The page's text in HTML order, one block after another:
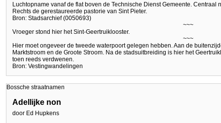
Luchtopname vanaf de flat boven de Technische Dienst Gemeente. Centraal
Rechts de gerestaureerde pastorie van Sint Pieter.
Bron: Stadsarchief (0050693)
~~~
Vroeger stond hier het Sint-Geertruiklooster.
~~~
Hier moet ongeveer de tweede waterpoort gelegen hebben. Aan de
Marktstroom en de Groote Stroom. Na de stadsuitbreiding is hier het
toen reeds verdwenen.
Bron: Vestingwandelingen
Bossche straatnamen
Adellijke non
door Ed Hupkens